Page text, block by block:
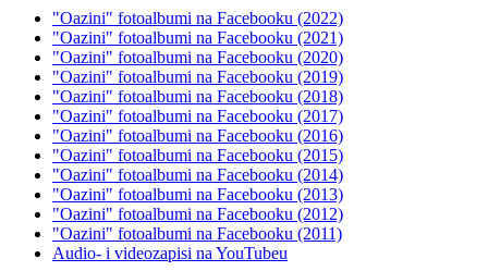
"Oazini" fotoalbumi na Facebooku (2022)
"Oazini" fotoalbumi na Facebooku (2021)
"Oazini" fotoalbumi na Facebooku (2020)
"Oazini" fotoalbumi na Facebooku (2019)
"Oazini" fotoalbumi na Facebooku (2018)
"Oazini" fotoalbumi na Facebooku (2017)
"Oazini" fotoalbumi na Facebooku (2016)
"Oazini" fotoalbumi na Facebooku (2015)
"Oazini" fotoalbumi na Facebooku (2014)
"Oazini" fotoalbumi na Facebooku (2013)
"Oazini" fotoalbumi na Facebooku (2012)
"Oazini" fotoalbumi na Facebooku (2011)
Audio- i videozapisi na YouTubeu